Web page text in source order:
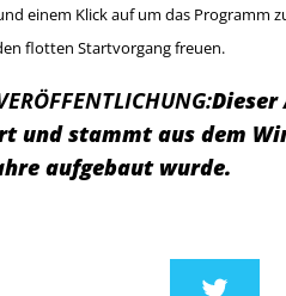
einem Klick auf um das Programm
flotten Startvorgang freuen.
und stammt aus dem
aufgebaut wurde.